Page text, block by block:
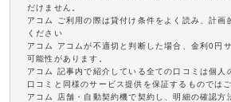
だけません。
アコム ご利用の際は貸付け条件をよく読み、計画
ください
アコム アコムが不適切と判断した場合、金利0円
可能性があります。
アコム 記事内で紹介している全ての口コミは個人
口コミと同様のサービス提供を保証するものでは
アコム 店舗・自動契約機で契約し、明細の確認方